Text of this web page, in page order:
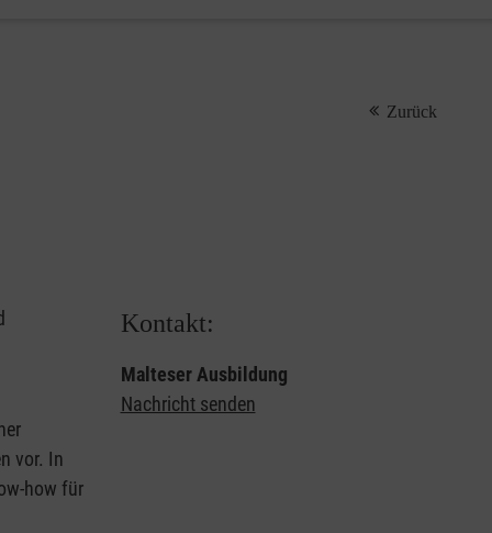
Zurück
vor. In
how für
Kontakt:
Malteser Ausbildung
Nachricht senden